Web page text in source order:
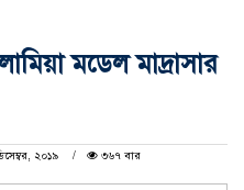
মডেল মাদ্রাসার
২০১৯
৩৬৭ বার